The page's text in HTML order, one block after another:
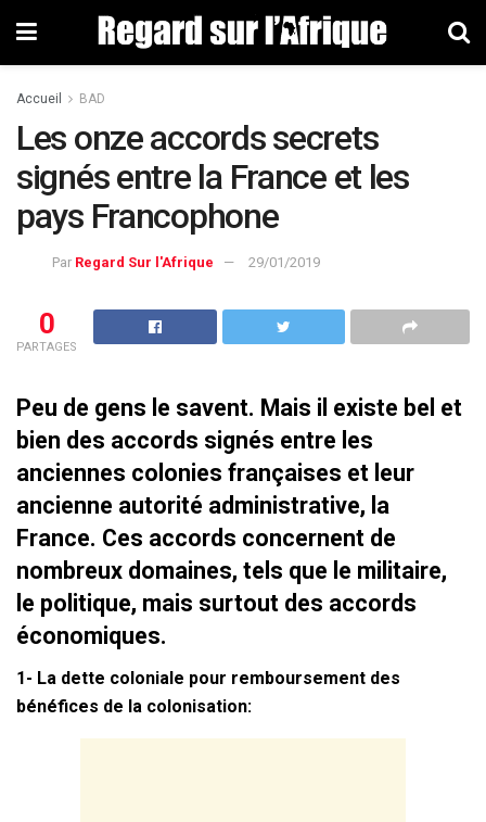
Accueil BAD
Les onze accords secrets
signés entre la France et les
pays Francophone
Par Regard Sur l'Afrique 29/01/2019
0
PARTAGES
Peu de gens le savent. Mais il existe bel et
bien des accords signés entre les
anciennes colonies françaises et leur
ancienne autorité administrative, la
France. Ces accords concernent de
nombreux domaines, tels que le militaire,
le politique, mais surtout des accords
économiques.
1- La dette coloniale pour remboursement des
bénéfices de la colonisation: